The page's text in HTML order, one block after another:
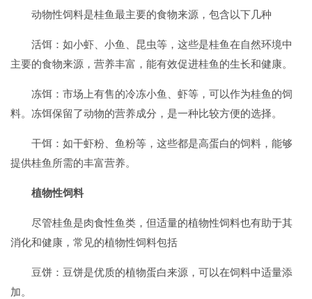
动物性饲料是桂鱼最主要的食物来源，包含以下几种
活饵：如小虾、小鱼、昆虫等，这些是桂鱼在自然环境中
主要的食物来源，营养丰富，能有效促进桂鱼的生长和健康。
冻饵：市场上有售的冷冻小鱼、虾等，可以作为桂鱼的饲
料。冻饵保留了动物的营养成分，是一种比较方便的选择。
干饵：如干虾粉、鱼粉等，这些都是高蛋白的饲料，能够
提供桂鱼所需的丰富营养。
植物性饲料
尽管桂鱼是肉食性鱼类，但适量的植物性饲料也有助于其
消化和健康，常见的植物性饲料包括
豆饼：豆饼是优质的植物蛋白来源，可以在饲料中适量添
加。